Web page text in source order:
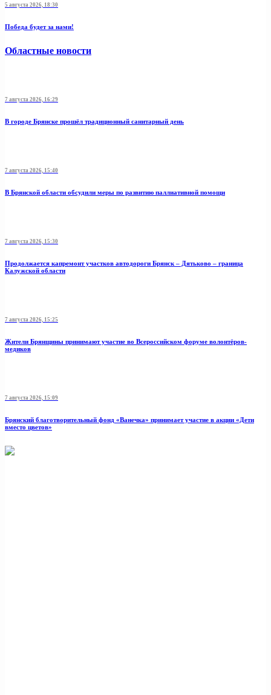
5 августа 2026, 18:30
Победа будет за нами!
Областные новости
7 августа 2026, 16:29
В городе Брянске прошёл традиционный санитарный день
7 августа 2026, 15:40
В Брянской области обсудили меры по развитию паллиативной помощи
7 августа 2026, 15:30
Продолжается капремонт участков автодороги Брянск – Дятьково – граница
Калужской области
7 августа 2026, 15:25
Жители Брянщины принимают участие во Всероссийском форуме волонтёров-
медиков
7 августа 2026, 15:09
Брянский благотворительный фонд «Ванечка» принимает участие в акции «Дети
вместо цветов»